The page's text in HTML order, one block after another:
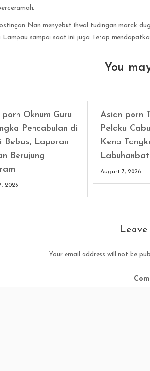
Nan menyebut ihwal tudingan marak
Lampau sampai saat ini juga Tetap
You
Oknum Guru
Pencabulan di
Bebas, Laporan
Berujung
2026
Asian porn
Pelaku
Kena
August 7, 2026
Your email address will not be